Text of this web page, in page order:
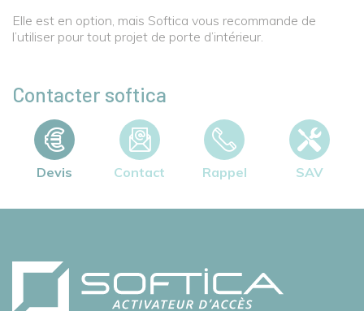
Elle est en option, mais Softica vous recommande de
l’utiliser pour tout projet de porte d’intérieur.
Contacter softica
Devis Contact Rappel SAV